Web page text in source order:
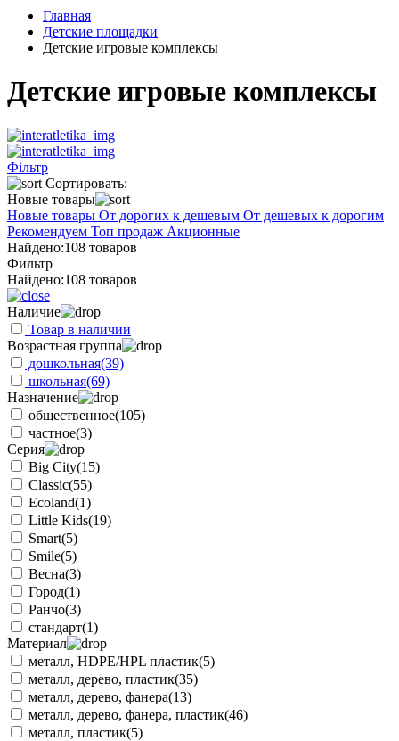
Главная
Детские площадки
Детские игровые комплексы
Детские игровые комплексы
Фільтр
Сортировать:
Новые товары
Новые товары От дорогих к дешевым От дешевых к дорогим
Рекомендуем Топ продаж Акционные
Найдено:108 товаров
Фильтр
Найдено:108 товаров
Наличие
Товар в наличии
Возрастная группа
дошкольная(39)
школьная(69)
Назначение
общественное(105)
частное(3)
Серия
Big City(15)
Classic(55)
Ecoland(1)
Little Kids(19)
Smart(5)
Smile(5)
Весна(3)
Город(1)
Ранчо(3)
стандарт(1)
Материал
металл, HDPE/HPL пластик(5)
металл, дерево, пластик(35)
металл, дерево, фанера(13)
металл, дерево, фанера, пластик(46)
металл, пластик(5)